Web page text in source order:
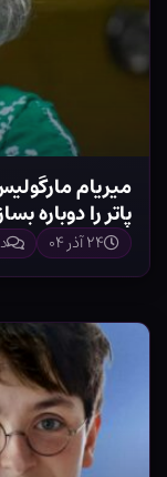
میریام
پاتر را دوباره
۲۴ آذر ۰۴